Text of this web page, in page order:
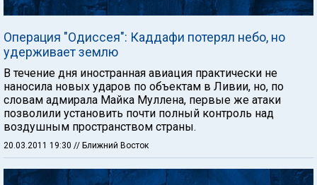
Операция "Одиссея": Каддафи потерял небо, но
удерживает землю
В течение дня иностранная авиация практически не
наносила новых ударов по объектам в Ливии, но, по
словам адмирала Майка Муллена, первые же атаки
позволили установить почти полный контроль над
воздушным пространством страны.
20.03.2011 19:30 // Ближний Восток